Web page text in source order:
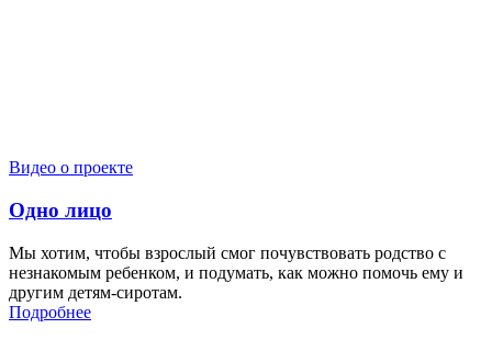
Видео о проекте
Одно лицо
Мы хотим, чтобы взрослый смог почувствовать родство с
незнакомым ребенком, и подумать, как можно помочь ему и
другим детям-сиротам.
Подробнее